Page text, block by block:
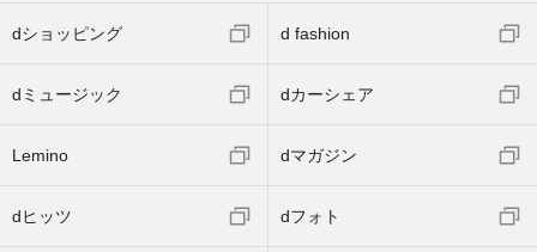
dショッピング d fashion
dミュージック dカーシェア
Lemino dマガジン
dヒッツ dフォト